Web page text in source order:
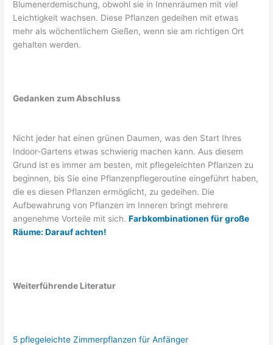
Blumenerdemischung, obwohl sie in Innenräumen mit viel
Leichtigkeit wachsen. Diese Pflanzen gedeihen mit etwas
mehr als wöchentlichem Gießen, wenn sie am richtigen Ort
gehalten werden.
Gedanken zum Abschluss
Nicht jeder hat einen grünen Daumen, was den Start Ihres
Indoor-Gartens etwas schwierig machen kann. Aus diesem
Grund ist es immer am besten, mit pflegeleichten Pflanzen zu
beginnen, bis Sie eine Pflanzenpflegeroutine eingeführt haben,
die es diesen Pflanzen ermöglicht, zu gedeihen. Die
Aufbewahrung von Pflanzen im Inneren bringt mehrere
angenehme Vorteile mit sich.Farbkombinationen für große
Räume: Darauf achten!
Weiterführende Literatur
5 pflegeleichte Zimmerpflanzen für Anfänger